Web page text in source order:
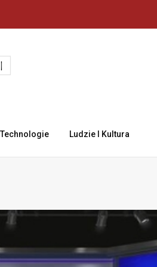
Technologie Ludzie I Kultura